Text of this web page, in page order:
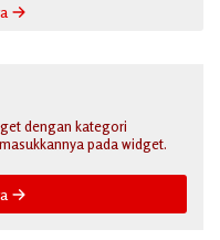
dengan kategori
pada widget.